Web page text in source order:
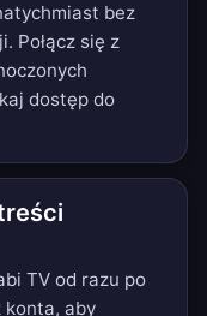
bez
Połącz się z
dostęp do
TV od razu po
konta, aby